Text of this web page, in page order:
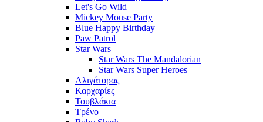
Let's Go Wild
Mickey Mouse Party
Blue Happy Birthday
Paw Patrol
Star Wars
Star Wars The Mandalorian
Star Wars Super Heroes
Αλιγάτορας
Καρχαρίες
Τουβλάκια
Τρένο